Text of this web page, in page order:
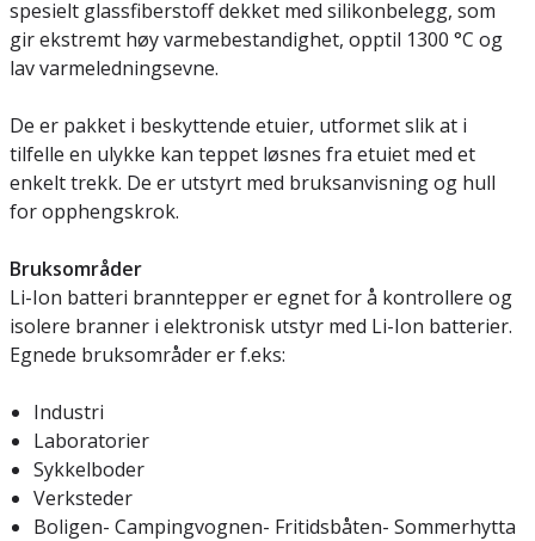
spesielt glassfiberstoff dekket med silikonbelegg, som
gir ekstremt høy varmebestandighet, opptil 1300 °C og
lav varmeledningsevne.
De er pakket i beskyttende etuier, utformet slik at i
tilfelle en ulykke kan teppet løsnes fra etuiet med et
enkelt trekk. De er utstyrt med bruksanvisning og hull
for opphengskrok.
Bruksområder
Li-Ion batteri branntepper er egnet for å kontrollere og
isolere branner i elektronisk utstyr med Li-Ion batterier.
Egnede bruksområder er f.eks:
Industri
Laboratorier
Sykkelboder
Verksteder
Boligen- Campingvognen- Fritidsbåten- Sommerhytta